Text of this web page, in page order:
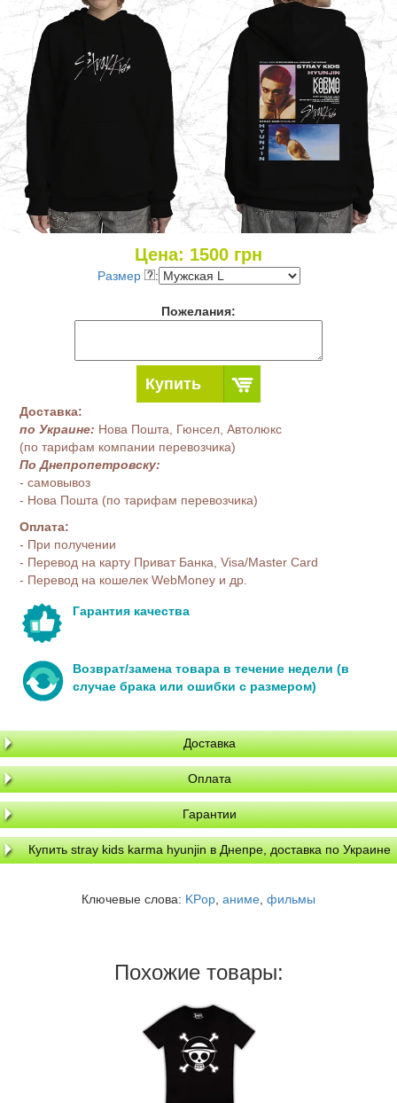
Цена: 1500 грн
Размер :
Пожелания:
Купить
Доставка:
по Украине: Нова Пошта, Гюнсел, Автолюкс
(по тарифам компании перевозчика)
По Днепропетровску:
- самовывоз
- Нова Пошта (по тарифам перевозчика)
Оплата:
- При получении
- Перевод на карту Приват Банка, Visa/Master Card
- Перевод на кошелек WebMoney и др.
Гарантия качества
Возврат/замена товара в течение недели (в
случае брака или ошибки с размером)
Доставка
Оплата
Гарантии
Купить stray kids karma hyunjin в Днепре, доставка по Украине
Ключевые слова: KPop аниме фильмы
Похожие товары: